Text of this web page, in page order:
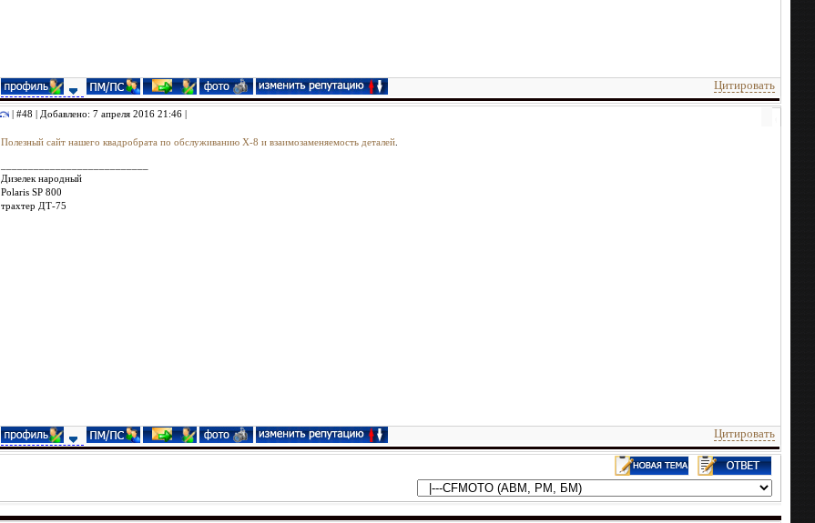
Цитировать
| #48 | Добавлено: 7 апреля 2016 21:46 |
Полезный сайт нашего квадробрата по обслуживанию Х-8 и взаимозаменяемость деталей
Дизелек народный
Polaris SP 800
трахтер ДТ-75
Цитировать